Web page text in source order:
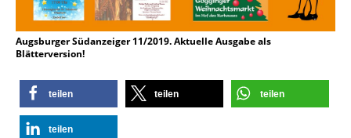
Augsburger Südanzeiger 11/2019. Aktuelle Ausgabe als
Blätterversion!
teilen teilen teilen
teilen